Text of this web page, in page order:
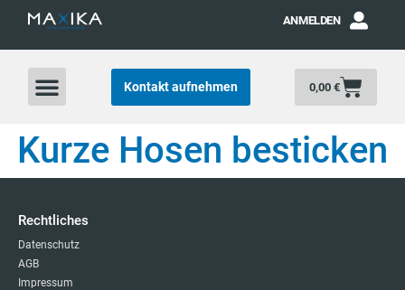
ANMELDEN
Kontakt aufnehmen 0,00 €
Kurze Hosen besticken
Rechtliches
Datenschutz
AGB
Impressum